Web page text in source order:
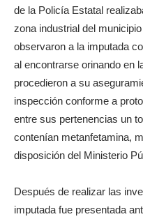
de la Policía Estatal
zona industrial del
observaron a la imputada
al encontrarse orinando en
procedieron a su
inspección conforme a
entre sus pertenencias un
contenían metanfetamina,
disposición del Ministerio
Después de realizar las
imputada fue presentada